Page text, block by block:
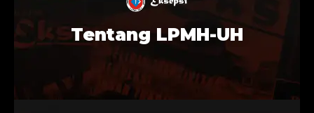
Tentang LPMH-UH